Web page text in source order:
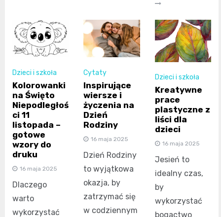
Dzieci i szkoła
Kolorowanki
na Święto
Niepodległoś
ci 11
listopada –
gotowe
wzory do
druku
16 maja 2025
Dlaczego
warto
wykorzystać
Cytaty
Inspirujące
wiersze i
życzenia na
Dzień
Rodziny
16 maja 2025
Dzień Rodziny
to wyjątkowa
okazja, by
zatrzymać się
w codziennym
Dzieci i szkoła
Kreatywne
prace
plastyczne z
liści dla
dzieci
16 maja 2025
Jesień to
idealny czas,
by
wykorzystać
bogactwo